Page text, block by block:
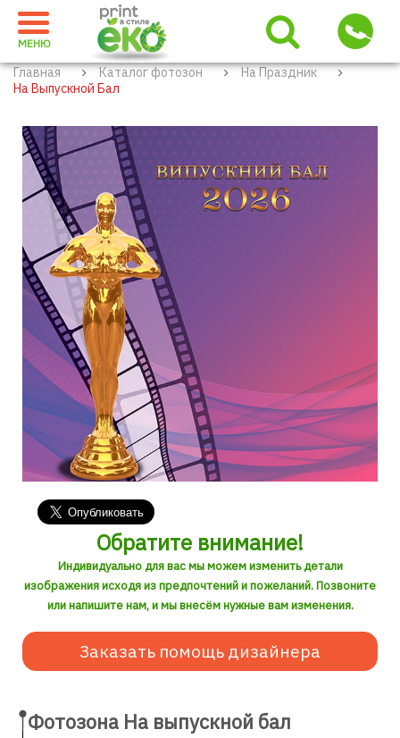
МЕНЮ
Главная Каталог фотозон
На Праздник
На Выпускной Бал
Обратите внимание!
Индивидуально для вас мы можем изменить детали
изображения исходя из предпочтений и пожеланий. Позвоните
или напишите нам, и мы внесём нужные вам изменения.
Заказать помощь дизайнера
Фотозона На выпускной бал